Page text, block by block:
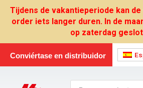
Tijdens de vakantieperiode kan
order iets langer duren. In de
op zaterdag
Conviértase en distribuidor
Búsqueda